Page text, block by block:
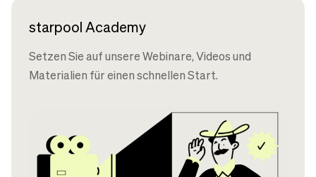
starpool Academy
Setzen Sie auf unsere Webinare, Videos und
Materialien für einen schnellen Start.